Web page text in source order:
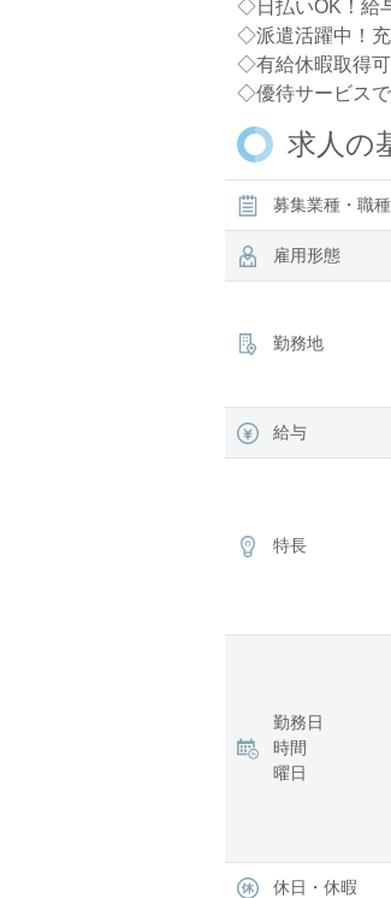
◇日払いOK！給
◇派遣活躍中！
◇有給休暇取得
◇優待サービス
求人の
募集業種・職種
雇用形態
勤務地
給与
特長
勤務日
時間
曜日
休日・休暇